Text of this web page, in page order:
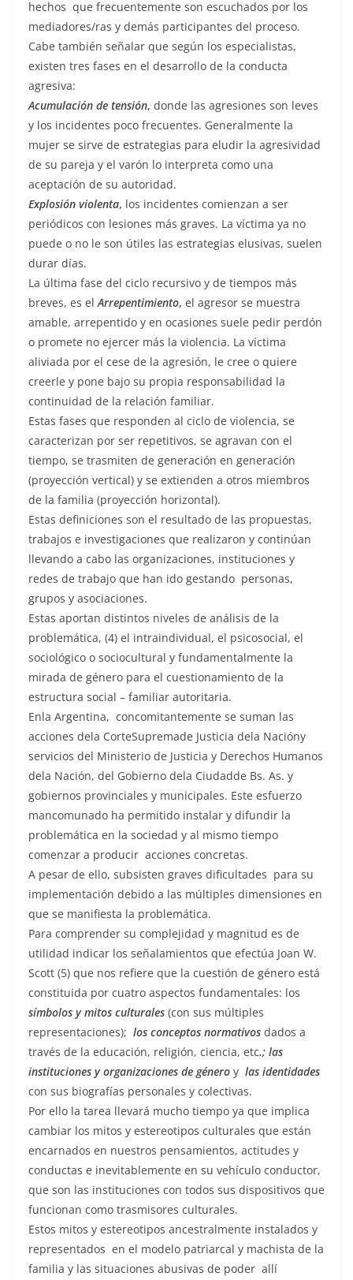
hechos que frecuentemente son escuchados por los
mediadores/ras y demás participantes del proceso.
Cabe también señalar que según los especialistas,
existen tres fases en el desarrollo de la conducta
agresiva:
Acumulación de tensión, donde las agresiones son leves
y los incidentes poco frecuentes. Generalmente la
mujer se sirve de estrategias para eludir la agresividad
de su pareja y el varón lo interpreta como una
aceptación de su autoridad.
Explosión violenta, los incidentes comienzan a ser
periódicos con lesiones más graves. La víctima ya no
puede o no le son útiles las estrategias elusivas, suelen
durar días.
La última fase del ciclo recursivo y de tiempos más
breves, es elArrepentimiento, el agresor se muestra
amable, arrepentido y en ocasiones suele pedir perdón
o promete no ejercer más la violencia. La víctima
aliviada por el cese de la agresión, le cree o quiere
creerle y pone bajo su propia responsabilidad la
continuidad de la relación familiar.
Estas fases que responden al ciclo de violencia, se
caracterizan por ser repetitivos, se agravan con el
tiempo, se trasmiten de generación en generación
(proyección vertical) y se extienden a otros miembros
de la familia (proyección horizontal).
Estas definiciones son el resultado de las propuestas,
trabajos e investigaciones que realizaron y continúan
llevando a cabo las organizaciones, instituciones y
redes de trabajo que han ido gestando personas,
grupos y asociaciones.
Estas aportan distintos niveles de análisis de la
problemática, (4) el intraindividual, el psicosocial, el
sociológico o sociocultural y fundamentalmente la
mirada de género para el cuestionamiento de la
estructura social – familiar autoritaria.
Enla Argentina, concomitantemente se suman las
acciones dela CorteSupremade Justicia dela Nacióny
servicios del Ministerio de Justicia y Derechos Humanos
dela Nación, del Gobierno dela Ciudadde Bs. As. y
gobiernos provinciales y municipales. Este esfuerzo
mancomunado ha permitido instalar y difundir la
problemática en la sociedad y al mismo tiempo
comenzar a producir acciones concretas.
A pesar de ello, subsisten graves dificultades para su
implementación debido a las múltiples dimensiones en
que se manifiesta la problemática.
Para comprender su complejidad y magnitud es de
utilidad indicar los señalamientos que efectúa Joan W.
Scott (5) que nos refiere que la cuestión de género está
constituida por cuatro aspectos fundamentales: los
símbolos y mitos culturales (con sus múltiples
representaciones); los conceptos normativos dados a
través de la educación, religión, ciencia, etc.; las
instituciones y organizaciones de género y las identidades
con sus biografías personales y colectivas.
Por ello la tarea llevará mucho tiempo ya que implica
cambiar los mitos y estereotipos culturales que están
encarnados en nuestros pensamientos, actitudes y
conductas e inevitablemente en su vehículo conductor,
que son las instituciones con todos sus dispositivos que
funcionan como trasmisores culturales.
Estos mitos y estereotipos ancestralmente instalados y
representados en el modelo patriarcal y machista de la
familia y las situaciones abusivas de poder allí